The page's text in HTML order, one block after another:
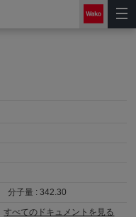
分子量 :342.30
すべてのドキュメントを見る